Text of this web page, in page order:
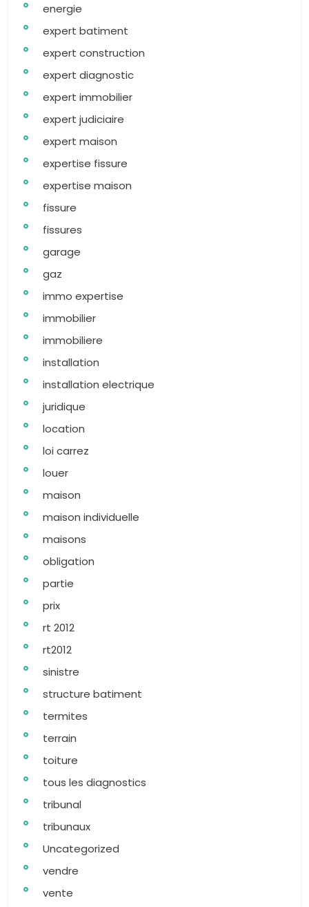
energie
expert batiment
expert construction
expert diagnostic
expert immobilier
expert judiciaire
expert maison
expertise fissure
expertise maison
fissure
fissures
garage
gaz
immo expertise
immobilier
immobiliere
installation
installation electrique
juridique
location
loi carrez
louer
maison
maison individuelle
maisons
obligation
partie
prix
rt 2012
rt2012
sinistre
structure batiment
termites
terrain
toiture
tous les diagnostics
tribunal
tribunaux
Uncategorized
vendre
vente